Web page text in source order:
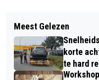
MINDER
INTERSPORT
MEI VOOR ÉÉN
Meest Gelezen
korte
te hard